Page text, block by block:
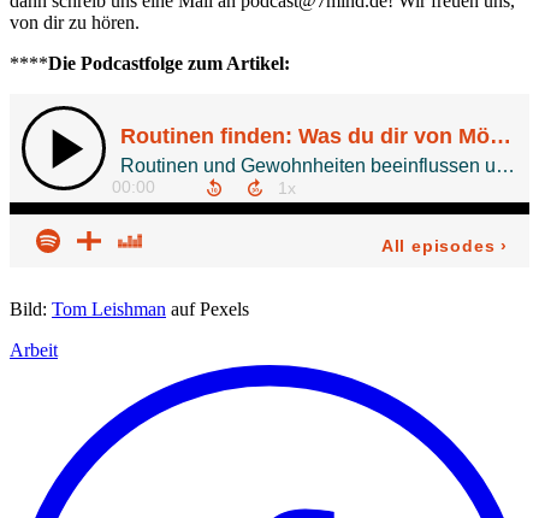
von dir zu hören.
****Die Podcastfolge zum Artikel:
Bild: Tom Leishman auf Pexels
Arbeit